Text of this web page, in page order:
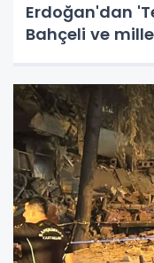
Erdoğan'dan
Bahçeli ve